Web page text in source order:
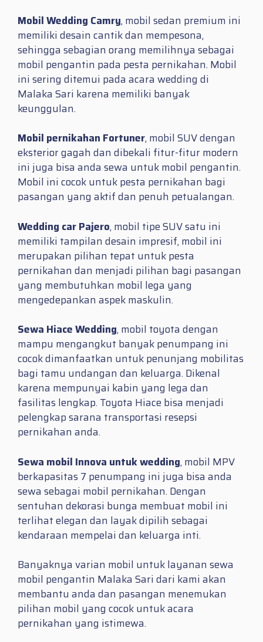
Mobil Wedding Camry, mobil sedan premium ini
memiliki desain cantik dan mempesona,
sehingga sebagian orang memilihnya sebagai
mobil pengantin pada pesta pernikahan. Mobil
ini sering ditemui pada acara wedding di
Malaka Sari karena memiliki banyak
keunggulan.
Mobil pernikahan Fortuner, mobil SUV dengan
eksterior gagah dan dibekali fitur-fitur modern
ini juga bisa anda sewa untuk mobil pengantin.
Mobil ini cocok untuk pesta pernikahan bagi
pasangan yang aktif dan penuh petualangan.
Wedding car Pajero, mobil tipe SUV satu ini
memiliki tampilan desain impresif, mobil ini
merupakan pilihan tepat untuk pesta
pernikahan dan menjadi pilihan bagi pasangan
yang membutuhkan mobil lega yang
mengedepankan aspek maskulin.
Sewa Hiace Wedding, mobil toyota dengan
mampu mengangkut banyak penumpang ini
cocok dimanfaatkan untuk penunjang mobilitas
bagi tamu undangan dan keluarga. Dikenal
karena mempunyai kabin yang lega dan
fasilitas lengkap. Toyota Hiace bisa menjadi
pelengkap sarana transportasi resepsi
pernikahan anda.
Sewa mobil Innova untuk wedding, mobil MPV
berkapasitas 7 penumpang ini juga bisa anda
sewa sebagai mobil pernikahan. Dengan
sentuhan dekorasi bunga membuat mobil ini
terlihat elegan dan layak dipilih sebagai
kendaraan mempelai dan keluarga inti.
Banyaknya varian mobil untuk layanan sewa
mobil pengantin Malaka Sari dari kami akan
membantu anda dan pasangan menemukan
pilihan mobil yang cocok untuk acara
pernikahan yang istimewa.